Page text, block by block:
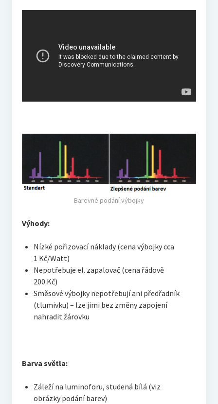
Barevné podání výbojky
Výhody:
Nízké pořizovací náklady (cena výbojky cca
1 Kč/Watt)
Nepotřebuje el. zapalovač (cena řádově
200 Kč)
Směsové výbojky nepotřebují ani předřadník
(tlumivku) – lze jimi bez změny zapojení
nahradit žárovku
Barva světla:
Záleží na luminoforu, studená bílá (viz
obrázky podání barev)